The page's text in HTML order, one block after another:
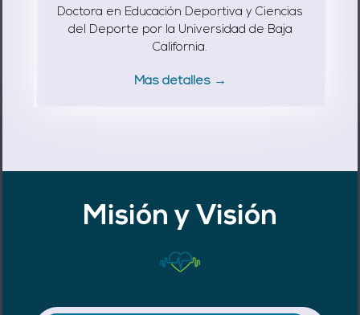
Doctora en Educación Deportiva y Ciencias
del Deporte por la Universidad de Baja
California.
Más detalles →
Misión y Visión